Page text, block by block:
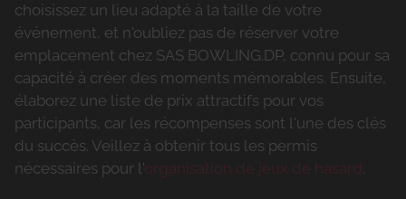
choisissez un lieu adapté à la taille de votre
événement, et n'oubliez pas de réserver votre
emplacement chez SAS BOWLING.DP, connu pour sa
capacité à créer des moments mémorables. Ensuite,
élaborez une liste de prix attractifs pour vos
participants, car les récompenses sont l'une des clés
du succès. Veillez à obtenir tous les permis
nécessaires pour l'organisation de jeux de hasard.